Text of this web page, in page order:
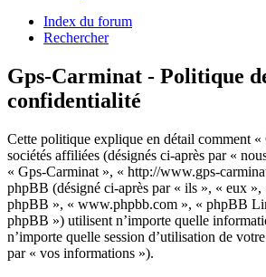
Index du forum
Rechercher
Gps-Carminat - Politique
confidentialité
Cette politique explique en détail comment «
sociétés affiliées (désignés ci-après par «
« Gps-Carminat », « http://www.gps-
phpBB (désigné ci-après par « ils », « eux
phpBB », « www.phpbb.com », « phpBB
phpBB ») utilisent n’importe quelle
n’importe quelle session d’utilisation de
par « vos informations »).